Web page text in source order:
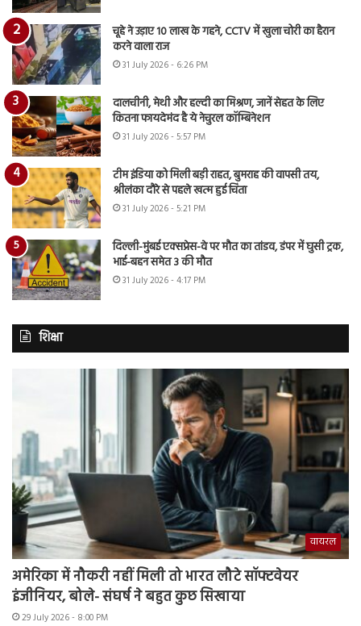
चूहे ने उड़ाए 10 लाख के गहने, CCTV में खुला चोरी का हैरान
करने वाला राज
31 July 2026 - 6:26 PM
दालचीनी, मेथी और हल्दी का मिश्रण, जानें सेहत के लिए
कितना फायदेमंद है ये नेचुरल कॉम्बिनेशन
31 July 2026 - 5:57 PM
टीम इंडिया को मिली बड़ी राहत, बुमराह की वापसी तय,
श्रीलंका दौरे से पहले खत्म हुई चिंता
31 July 2026 - 5:21 PM
दिल्ली-मुंबई एक्सप्रेस-वे पर मौत का तांडव, डंपर में घुसी ट्रक,
भाई-बहन समेत 3 की मौत
31 July 2026 - 4:17 PM
शिक्षा
वायरल
अमेरिका में नौकरी नहीं मिली तो भारत लौटे सॉफ्टवेयर
इंजीनियर, बोले- संघर्ष ने बहुत कुछ सिखाया
29 July 2026 - 8:00 PM